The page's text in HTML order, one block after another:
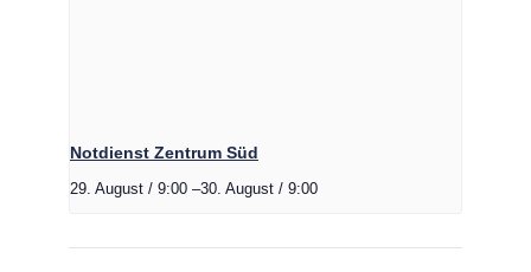
Notdienst Zentrum Süd
29. August / 9:00 –30. August / 9:00